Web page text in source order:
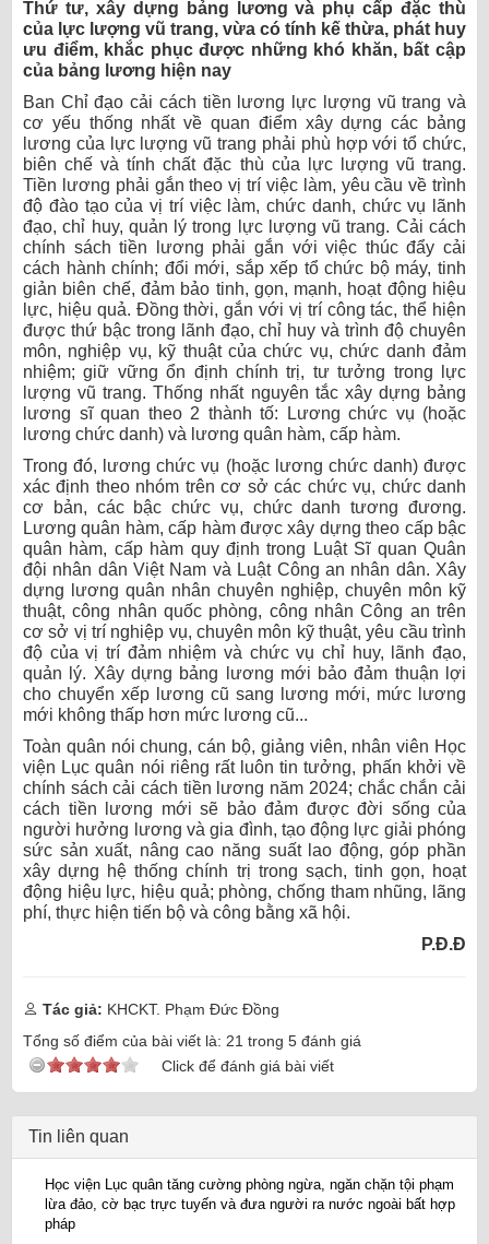
Thứ tư, xây dựng bảng lương và phụ cấp đặc thù
của lực lượng vũ trang, vừa có tính kế thừa, phát huy
ưu điểm, khắc phục được những khó khăn, bất cập
của bảng lương hiện nay
Ban Chỉ đạo cải cách tiền lương lực lượng vũ trang và
cơ yếu thống nhất về quan điểm xây dựng các bảng
lương của lực lượng vũ trang phải phù hợp với tổ chức,
biên chế và tính chất đặc thù của lực lượng vũ trang.
Tiền lương phải gắn theo vị trí việc làm, yêu cầu về trình
độ đào tạo của vị trí việc làm, chức danh, chức vụ lãnh
đạo, chỉ huy, quản lý trong lực lượng vũ trang. Cải cách
chính sách tiền lương phải gắn với việc thúc đẩy cải
cách hành chính; đổi mới, sắp xếp tổ chức bộ máy, tinh
giản biên chế, đảm bảo tinh, gọn, mạnh, hoạt động hiệu
lực, hiệu quả. Đồng thời, gắn với vị trí công tác, thể hiện
được thứ bậc trong lãnh đạo, chỉ huy và trình độ chuyên
môn, nghiệp vụ, kỹ thuật của chức vụ, chức danh đảm
nhiệm; giữ vững ổn định chính trị, tư tưởng trong lực
lượng vũ trang. Thống nhất nguyên tắc xây dựng bảng
lương sĩ quan theo 2 thành tố: Lương chức vụ (hoặc
lương chức danh) và lương quân hàm, cấp hàm.
Trong đó, lương chức vụ (hoặc lương chức danh) được
xác định theo nhóm trên cơ sở các chức vụ, chức danh
cơ bản, các bậc chức vụ, chức danh tương đương.
Lương quân hàm, cấp hàm được xây dựng theo cấp bậc
quân hàm, cấp hàm quy định trong Luật Sĩ quan Quân
đội nhân dân Việt Nam và Luật Công an nhân dân. Xây
dựng lương quân nhân chuyên nghiệp, chuyên môn kỹ
thuật, công nhân quốc phòng, công nhân Công an trên
cơ sở vị trí nghiệp vụ, chuyên môn kỹ thuật, yêu cầu trình
độ của vị trí đảm nhiệm và chức vụ chỉ huy, lãnh đạo,
quản lý. Xây dựng bảng lương mới bảo đảm thuận lợi
cho chuyển xếp lương cũ sang lương mới, mức lương
mới không thấp hơn mức lương cũ...
Toàn quân nói chung, cán bộ, giảng viên, nhân viên Học
viện Lục quân nói riêng rất luôn tin tưởng, phấn khởi về
chính sách cải cách tiền lương năm 2024; chắc chắn cải
cách tiền lương mới sẽ bảo đảm được đời sống của
người hưởng lương và gia đình, tạo động lực giải phóng
sức sản xuất, nâng cao năng suất lao động, góp phần
xây dựng hệ thống chính trị trong sạch, tinh gọn, hoạt
động hiệu lực, hiệu quả; phòng, chống tham nhũng, lãng
phí, thực hiện tiến bộ và công bằng xã hội.
P.Đ.Đ
Tác giả: KHCKT. Phạm Đức Đồng
Tổng số điểm của bài viết là: 21 trong 5 đánh giá
Click để đánh giá bài viết
Tin liên quan
Học viện Lục quân tăng cường phòng ngừa, ngăn chặn tội phạm
lừa đảo, cờ bạc trực tuyến và đưa người ra nước ngoài bất hợp
pháp